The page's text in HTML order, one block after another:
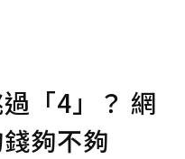
「4」？ 網
夠不夠